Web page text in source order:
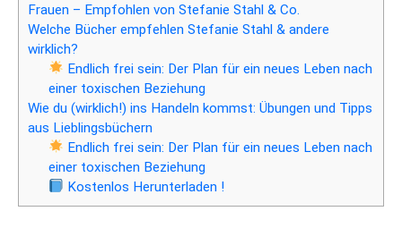
Frauen – Empfohlen von Stefanie Stahl & Co.
Welche Bücher empfehlen Stefanie Stahl & andere
wirklich?
Endlich frei sein: Der Plan für ein neues Leben nach
einer toxischen Beziehung
Wie du (wirklich!) ins Handeln kommst: Übungen und Tipps
aus Lieblingsbüchern
Endlich frei sein: Der Plan für ein neues Leben nach
einer toxischen Beziehung
Kostenlos Herunterladen !